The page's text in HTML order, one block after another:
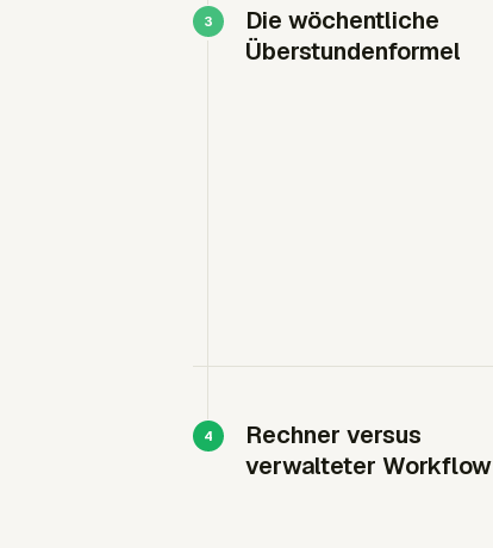
Die wöchentliche
Überstundenformel
Rechner versus
verwalteter Workflow